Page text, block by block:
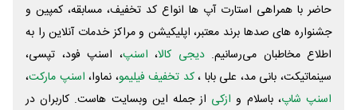
حاضر با همراهی استارت آپ ها انواع کد تخفیف، مسابقه، کمپین و
جشنواره های صدها برند معتبر، اپلیکیشن و مراکز خدمات آنلاین را به
اطلاع مخاطبان می‌رسانیم. دیجی کالا، اسنپ، اسنپ فود، تپسی،
سینماتیکت، بانی مد، علی‌ بابا ،کد تخفیف فیلیمو، نماوا، اسنپ مارکت،
اسنپ شاپ، باسلام و ازکی از جمله این وبسایت ‌هاست. کاربران در